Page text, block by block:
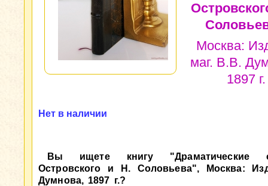
Москва:
маг. В.В.
1897 г.
Нет в наличии
Вы ищете книгу "Драматические
Островского и Н. Соловьева", Москва:
Думнова, 1897 г.?